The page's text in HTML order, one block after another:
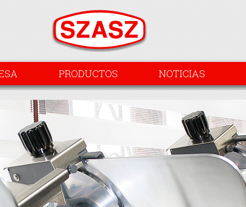
PRODUCTOS NOTICIAS